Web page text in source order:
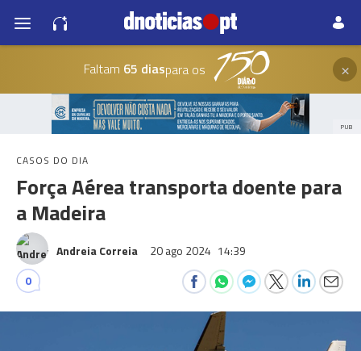
Faltam 65 diaspara os ×
PUB
CASOS DO DIA
Força Aérea transporta doente para
a Madeira
Andreia Correia 20 ago 2024 14:39
0